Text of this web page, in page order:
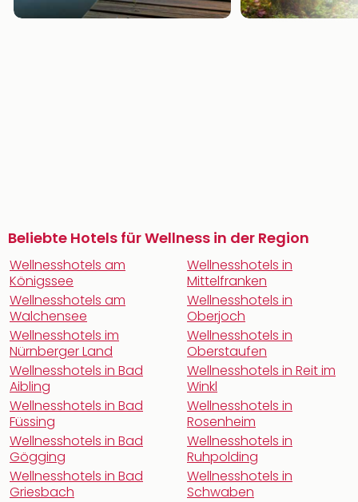
Beliebte Hotels für Wellness in der Region
Wellnesshotels am
Königssee
Wellnesshotels am
Walchensee
Wellnesshotels im
Nürnberger Land
Wellnesshotels in Bad
Aibling
Wellnesshotels in Bad
Füssing
Wellnesshotels in Bad
Gögging
Wellnesshotels in Bad
Griesbach
Wellnesshotels in
Mittelfranken
Wellnesshotels in
Oberjoch
Wellnesshotels in
Oberstaufen
Wellnesshotels in Reit im
Winkl
Wellnesshotels in
Rosenheim
Wellnesshotels in
Ruhpolding
Wellnesshotels in
Schwaben